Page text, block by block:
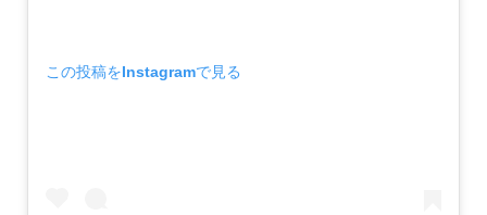
この投稿をInstagramで見る